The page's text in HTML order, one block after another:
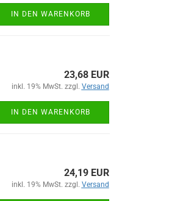
IN DEN WARENKORB
23,68 EUR
inkl. 19% MwSt. zzgl. Versand
IN DEN WARENKORB
24,19 EUR
inkl. 19% MwSt. zzgl. Versand